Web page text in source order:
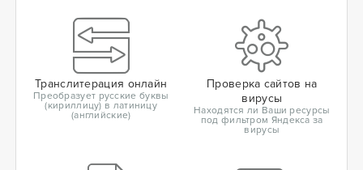
Транслитерация онлайн
Преобразует русские буквы
(кириллицу) в латиницу
(английские)
Проверка сайтов на
вирусы
Находятся ли Ваши ресурсы
под фильтром Яндекса за
вирусы